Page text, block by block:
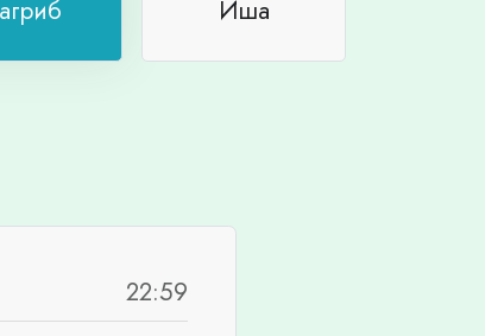
Иша
22:59